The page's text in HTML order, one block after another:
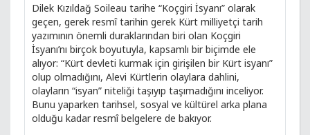
Dilek Kızıldağ Soileau tarihe “Koçgiri İsyanı” olarak
geçen, gerek resmî tarihin gerek Kürt milliyetçi tarih
yazımının önemli duraklarından biri olan Koçgiri
İsyanı’nı birçok boyutuyla, kapsamlı bir biçimde ele
alıyor: “Kürt devleti kurmak için girişilen bir Kürt isyanı”
olup olmadığını, Alevi Kürtlerin olaylara dahlini,
olayların “isyan” niteliği taşıyıp taşımadığını inceliyor.
Bunu yaparken tarihsel, sosyal ve kültürel arka plana
olduğu kadar resmî belgelere de bakıyor.